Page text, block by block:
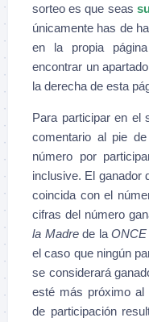
sorteo es que seas
únicamente has de
en la propia
encontrar un
la derecha de esta
Para participar en el
comentario al pie
número por
inclusive. El ganador
coincida con el
cifras del número
la Madrede la ONCE
el caso que ningún
se considerará
esté más próximo al
de participación